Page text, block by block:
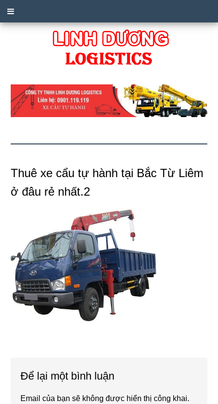
Thuê xe cẩu tự hành tại Bắc Từ Liêm
ở đâu rẻ nhất.2
Interactions
Để lại một bình luận
Email của bạn sẽ không được hiển thị công khai.